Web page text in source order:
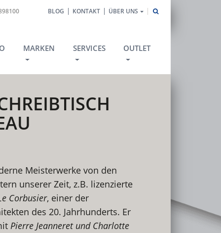
BLOG KONTAKT ÜBER UNS
MARKEN SERVICES OUTLET
Meisterwerke von den
unserer Zeit, z.B. lizenzierte
Corbusier, einer der
des 20. Jahrhunderts. Er
Pierre Jeanneret und Charlotte